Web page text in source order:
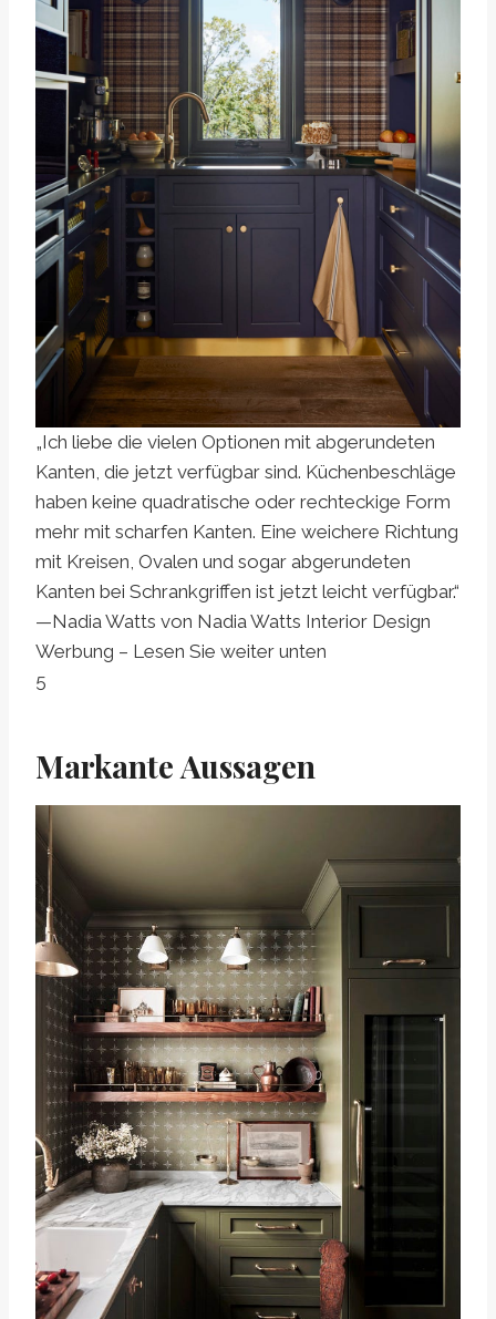
„Ich liebe die vielen Optionen mit abgerundeten
Kanten, die jetzt verfügbar sind. Küchenbeschläge
haben keine quadratische oder rechteckige Form
mehr mit scharfen Kanten. Eine weichere Richtung
mit Kreisen, Ovalen und sogar abgerundeten
Kanten bei Schrankgriffen ist jetzt leicht verfügbar.“
—Nadia Watts von Nadia Watts Interior Design
Werbung – Lesen Sie weiter unten
5
Markante Aussagen